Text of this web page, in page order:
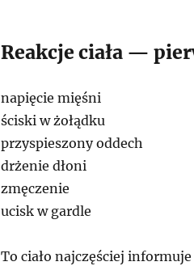
Reakcje ciała —
napięcie mięśni
ściski w żołądku
przyspieszony oddech
drżenie dłoni
zmęczenie
ucisk w gardle
To ciało najczęściej